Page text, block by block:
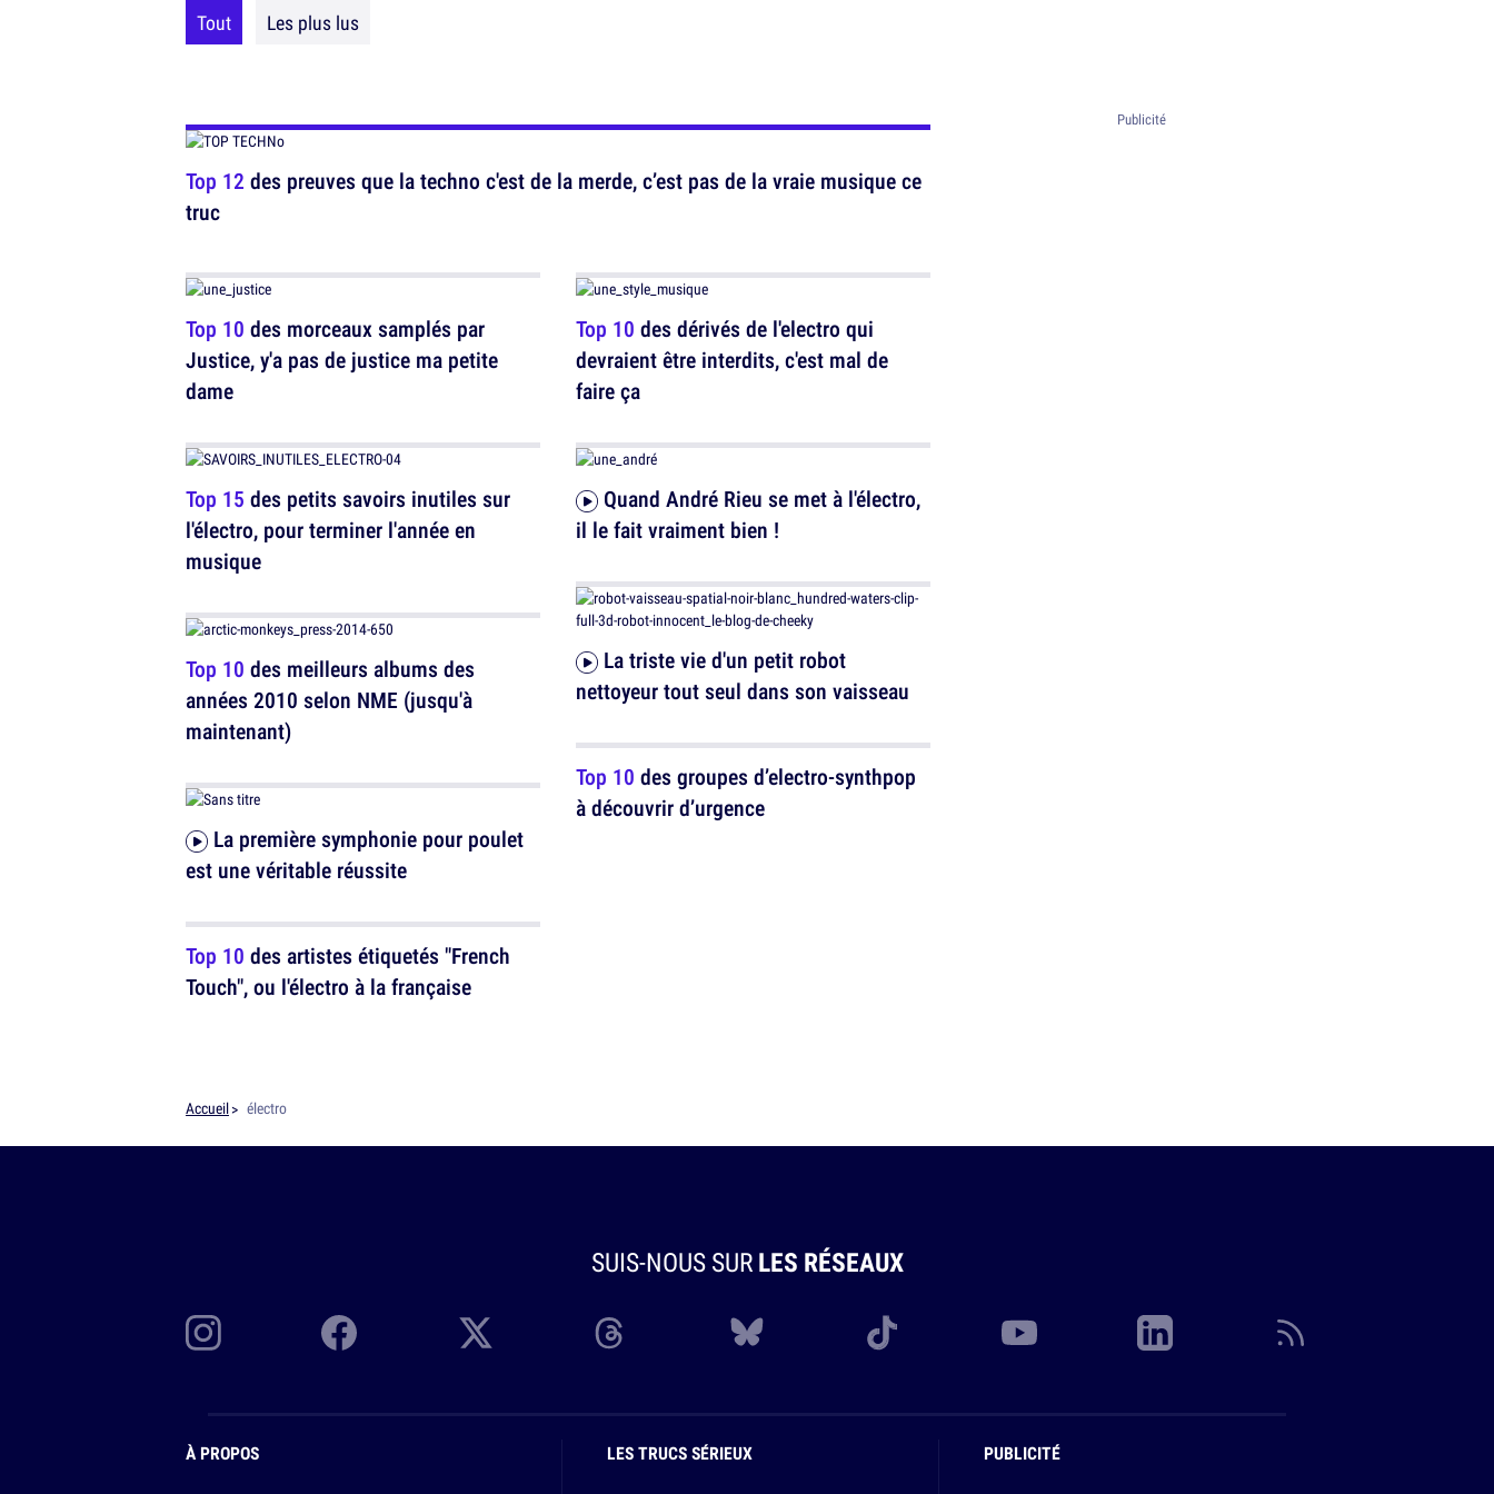
Tout Les plus lus
Top 12 des preuves que la techno c'est de la merde, c’est pas de la vraie musique ce
truc
Top 10 des morceaux samplés par
Justice, y'a pas de justice ma petite
dame
Top 15 des petits savoirs inutiles sur
l'électro, pour terminer l'année en
musique
Top 10 des meilleurs albums des
années 2010 selon NME (jusqu'à
maintenant)
est une véritable réussite
Top 10 des artistes étiquetés "French
Touch", ou l'électro à la française
Top 10 des dérivés de l'electro qui
devraient être interdits, c'est mal de
faire ça
il le fait vraiment bien !
nettoyeur tout seul dans son vaisseau
Top 10 des groupes d’electro-synthpop
à découvrir d’urgence
Accueil électro
SUIS-NOUS SURLES RÉSEAUX
À PROPOS
LES TRUCS SÉRIEUX
PUBLICITÉ